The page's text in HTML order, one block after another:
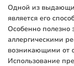
Одной из
является его
Особенно полезно
аллергическими
возникающими от
Использование